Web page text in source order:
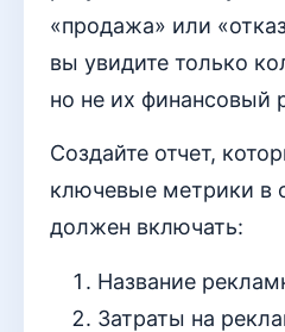
«продажа» или
вы увидите только
но не их финансовый
Создайте отчет,
ключевые метрики в
должен включать:
Название
Затраты на